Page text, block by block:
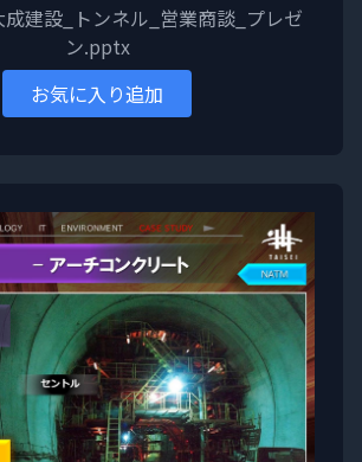
建設_トンネル_営業商談_プレゼ
ン.pptx
お気に入り追加